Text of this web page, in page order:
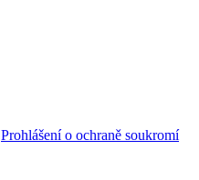
Prohlášení o ochraně soukromí